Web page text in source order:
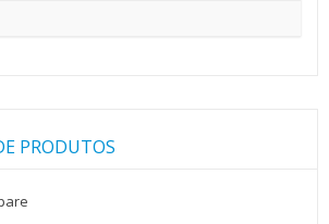
PRODUTOS